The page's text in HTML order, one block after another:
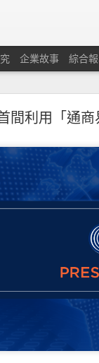
間利用「通
企業故事 綜合
昆士蘭保險調
但仍憂慮經濟有